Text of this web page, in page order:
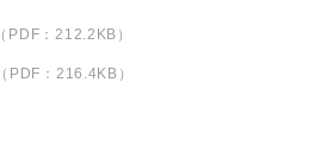
（PDF：212.2KB）
（PDF：216.4KB）